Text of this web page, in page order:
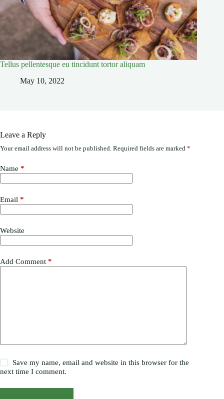
Tellus pellentesque eu tincidunt tortor aliquam
May 10, 2022
Leave a Reply
Your email address will not be published. Required fields are marked *
Name *
Email *
Website
Add Comment *
Save my name, email and website in this browser for the
next time I comment.